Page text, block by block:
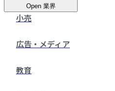
Open 業界
小売
広告・メディア
教育